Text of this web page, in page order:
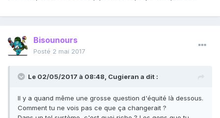
Bisounours
Posté 2 mai 2017
Le 02/05/2017 à 08:48, Cugieran a dit :
Il y a quand même une grosse question d'équité là dessous.
Comment tu ne vois pas ce que ça changerait ?